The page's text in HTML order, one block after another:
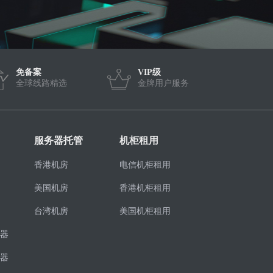
免备案
全球线路精选
VIP级
金牌用户服务
服务器托管
香港机房
美国机房
台湾机房
机柜租用
电信机柜租用
香港机柜租用
美国机柜租用